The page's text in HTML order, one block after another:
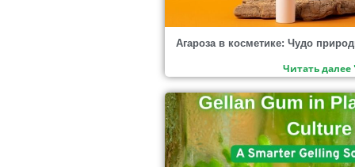
Агароза в косметике: Чудо
Читать далее